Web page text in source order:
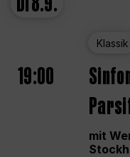
Klassik
19:00
mit